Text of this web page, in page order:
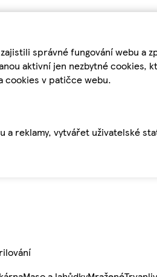
správné fungování webu
aktivní jen nezbytné
cookies v patičce webu.
reklamy, vytvářet uživatelské